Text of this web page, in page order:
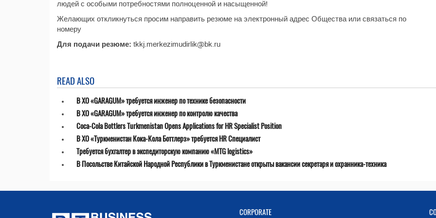
людей с особыми потребностями полноценной и насыщенной!
Желающих откликнуться просим направить резюме на электронный адрес Общества или связаться по
номеру
Для подачи резюме: tkkj.merkezimudirlik@bk.ru
READ ALSO
В ХО «GARAGUM» требуется инженер по технике безопасности
В ХО «GARAGUM» требуется инженер по контролю качества
Coca-Cola Bottlers Turkmenistan Opens Applications for HR Specialist Position
В ХО «Туркменистан Кока-Кола Боттлерз» требуется HR Специалист
Требуется бухгалтер в экспедиторскую компанию «MTG logistics»
В Посольстве Китайской Народной Республики в Туркменистане открыты вакансии секретаря и охранника-техника
CORPORATE